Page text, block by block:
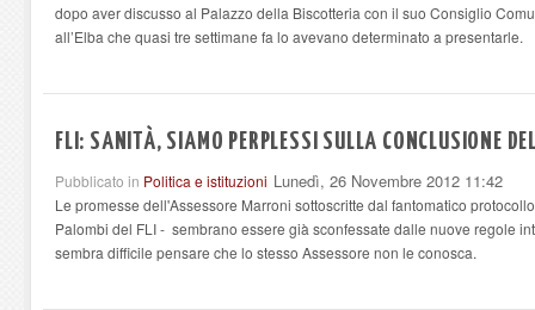
dopo aver discusso al Palazzo della Biscotteria con il suo Consiglio
all’Elba che quasi tre settimane fa lo avevano determinato a presentarle.
FLI: SANITÀ, SIAMO PERPLESSI SULLA CONCLUSIONE
Pubblicato in Politica e istituzioni Lunedì, 26 Novembre 2012 11:42
Le promesse dell'Assessore Marroni sottoscritte dal fantomatico
Palombi del FLI - sembrano essere già sconfessate dalle nuove regole
sembra difficile pensare che lo stesso Assessore non le conosca.